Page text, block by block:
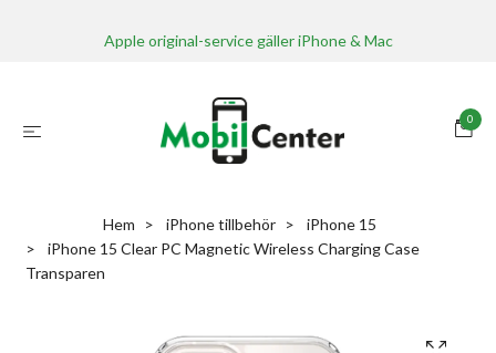
Apple original-service gäller iPhone & Mac
0
Hem iPhone tillbehör
iPhone 15
iPhone 15 Clear PC Magnetic Wireless Charging Case
Transparen